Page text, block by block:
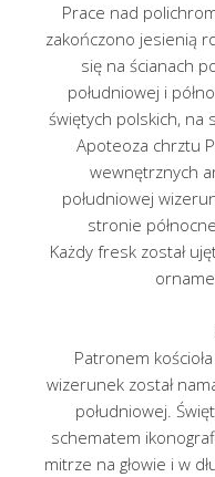
Prace nad
zakończono jesienią
się na ścianach
południowej i
świętych polskich, na
Apoteoza chrztu
wewnętrznych
południowej
stronie
Każdy fresk został
Patronem
wizerunek został
południowej.
schematem
mitrze na głowie i w